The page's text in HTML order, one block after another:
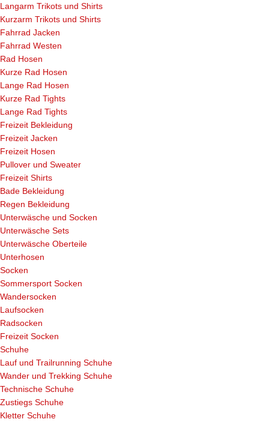
Langarm Trikots und Shirts
Kurzarm Trikots und Shirts
Fahrrad Jacken
Fahrrad Westen
Rad Hosen
Kurze Rad Hosen
Lange Rad Hosen
Kurze Rad Tights
Lange Rad Tights
Freizeit Bekleidung
Freizeit Jacken
Freizeit Hosen
Pullover und Sweater
Freizeit Shirts
Bade Bekleidung
Regen Bekleidung
Unterwäsche und Socken
Unterwäsche Sets
Unterwäsche Oberteile
Unterhosen
Socken
Sommersport Socken
Wandersocken
Laufsocken
Radsocken
Freizeit Socken
Schuhe
Lauf und Trailrunning Schuhe
Wander und Trekking Schuhe
Technische Schuhe
Zustiegs Schuhe
Kletter Schuhe